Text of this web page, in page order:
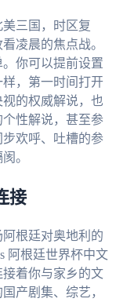
三国，时区复
凌晨的焦点战。
你可以提前设置
，第一时间打开
的权威解说，也
性解说，甚至参
欢呼、吐槽的参
。
接
根廷对奥地利的
阿根廷世界杯中文
着你与家乡的文
产剧集、综艺，